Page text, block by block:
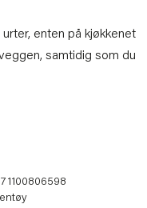
enten på kjøkkenet
samtidig som du